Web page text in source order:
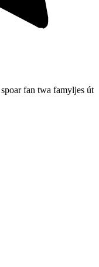
fan twa famyljes út